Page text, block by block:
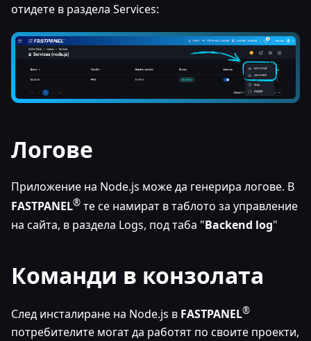
отидете в раздела Services:
Логове
Приложение на Node.js може да генерира логове. В
FASTPANEL® те се намират в таблото за управление
на сайта, в раздела Logs, под таба "Backend log"
Команди в конзолата
След инсталиране на Node.js в FASTPANEL®
потребителите могат да работят по своите проекти,